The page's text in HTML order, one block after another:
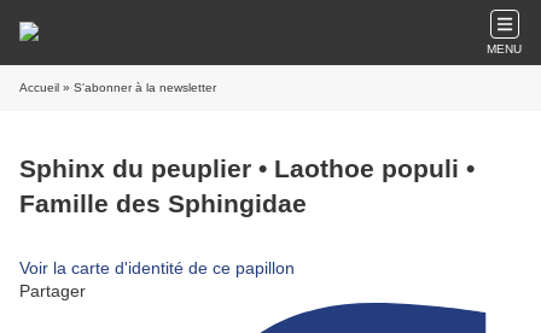
MENU
Accueil » S'abonner à la newsletter
Sphinx du peuplier • Laothoe populi •
Famille des Sphingidae
Voir la carte d'identité de ce papillon
Partager